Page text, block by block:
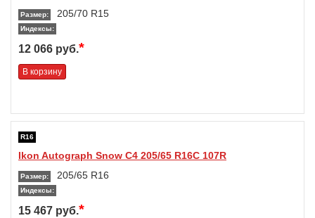
Размер: 205/70 R15
Индексы:
12 066 руб.*
В корзину
R16
Ikon Autograph Snow C4 205/65 R16C 107R
Размер: 205/65 R16
Индексы:
15 467 руб.*